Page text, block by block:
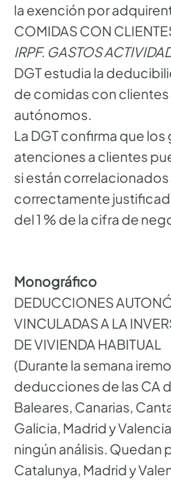
la exención por
COMIDAS CON
IRPF. GASTOS
DGT estudia la
de comidas con clientes
autónomos.
La DGT confirma que
atenciones a clientes
si están
correctamente
del 1 % de la cifra de
Monográfico
DEDUCCIONES
VINCULADAS A LA
DE VIVIENDA HABITUAL
(Durante la semana
deducciones de las CA
Baleares, Canarias,
Galicia, Madrid y
ningún análisis. Quedan
Catalunya, Madrid y